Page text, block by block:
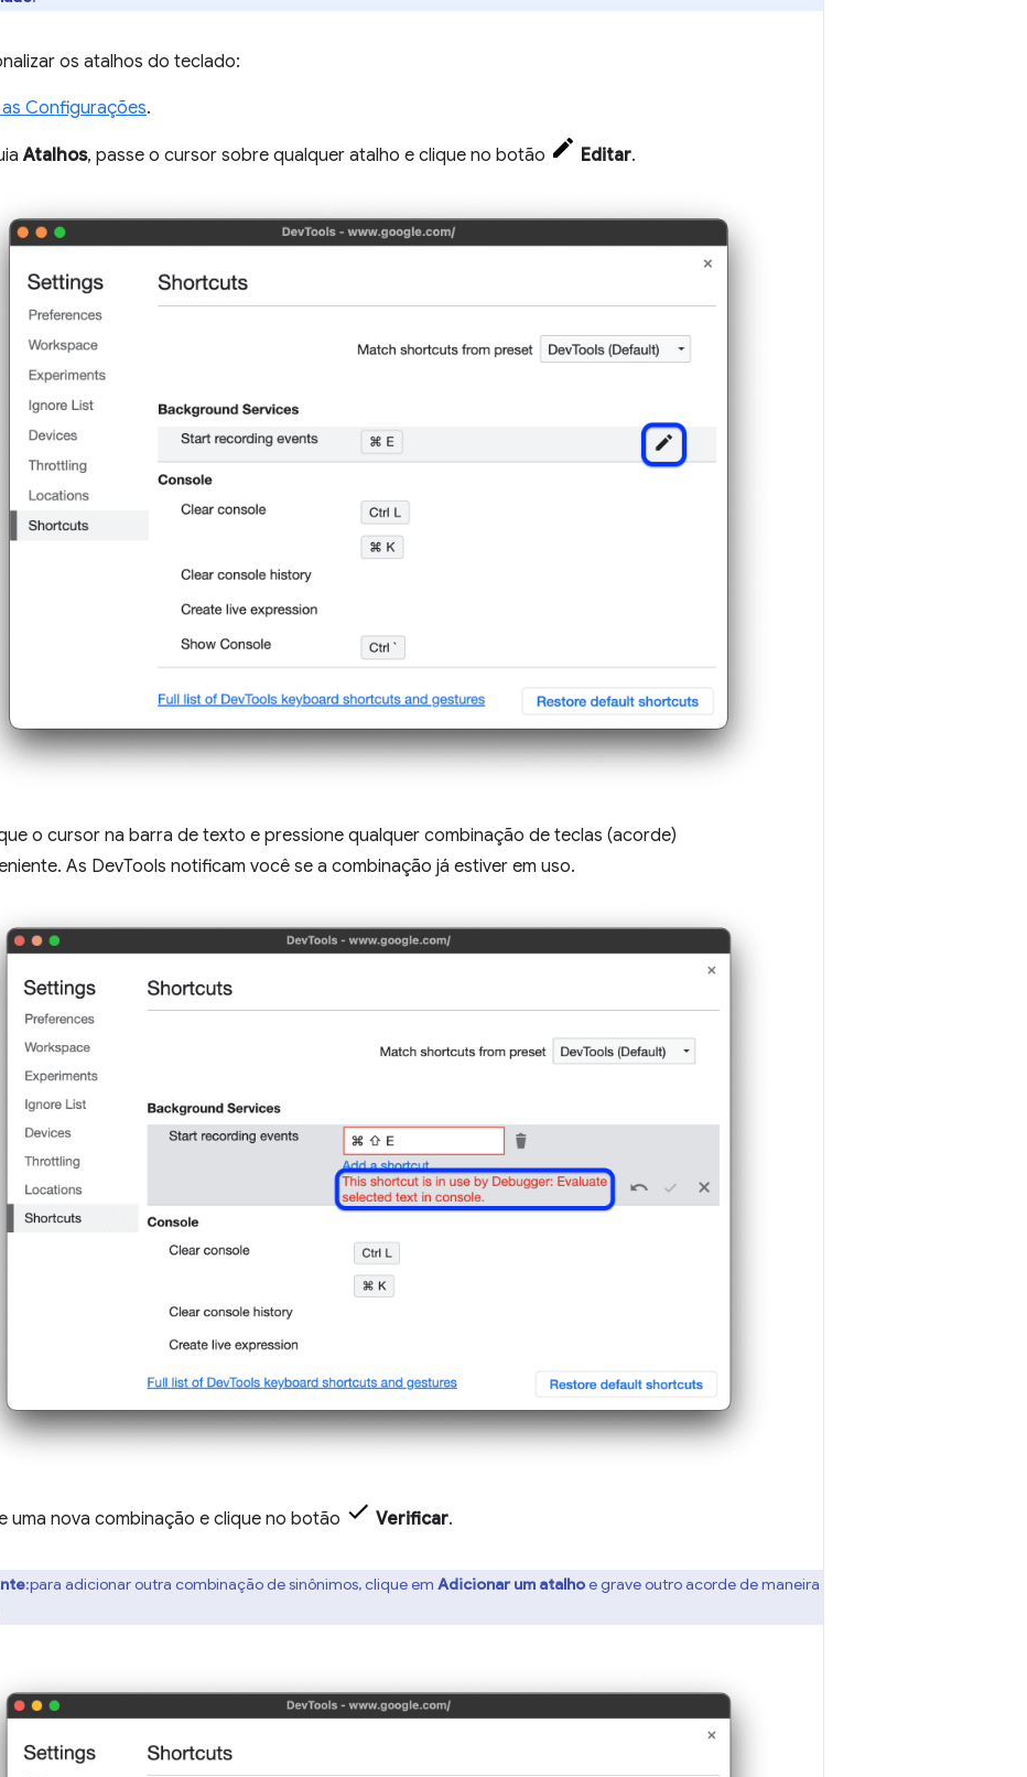
os atalhos do teclado:
Configurações.
Atalhos, passe o cursor sobre qualquer atalho e clique no botão Editar.
o cursor na barra de texto e pressione qualquer combinação de teclas (acorde)
As DevTools notificam você se a combinação já estiver em uso.
uma nova combinação e clique no botão Verificar.
:para adicionar outra combinação de sinônimos, clique em Adicionar um atalhoe grave outro acorde de maneira